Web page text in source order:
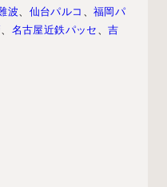
波 仙台パルコ
福岡パ
名古屋近鉄パッセ 、吉